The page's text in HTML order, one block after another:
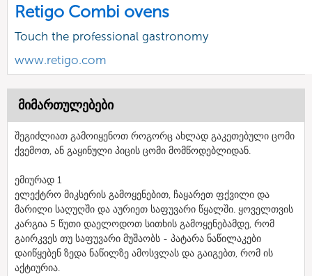
Retigo Combi ovens
Touch the professional gastronomy
www.retigo.com
მიმართულებები
შეგიძლიათ გამოიყენოთ როგორც ახლად გაკეთებული ცომი
ქვემოთ, ან გაყინული პიცის ცომი მომწოდებლიდან.
ემიურად 1
ელექტრო მიკსერის გამოყენებით, ჩაყარეთ ფქვილი და
მარილი საღუღში და აურიეთ საფუვარი წყალში. ყოველთვის
კარგია 5 წუთი დაელოდოთ სითხის გამოყენებამდე, რომ
გაირკვეს თუ საფუვარი მუშაობს - პატარა ნაწილაკები
დაიწყებენ ზედა ნაწილზე ამოსვლას და გაიგებთ, რომ ის
აქტიურია.